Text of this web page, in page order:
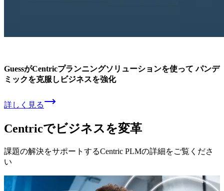
GuessがCentricプランニングソリューションを使って パンデ
ミックを克服しビジネスを強化
詳しく見る
Centricでビジネスを変革
課題の解決をサポートするCentric PLMの詳細をご覧くださ
い